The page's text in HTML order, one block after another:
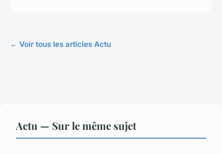
← Voir tous les articles Actu
Actu — Sur le même sujet